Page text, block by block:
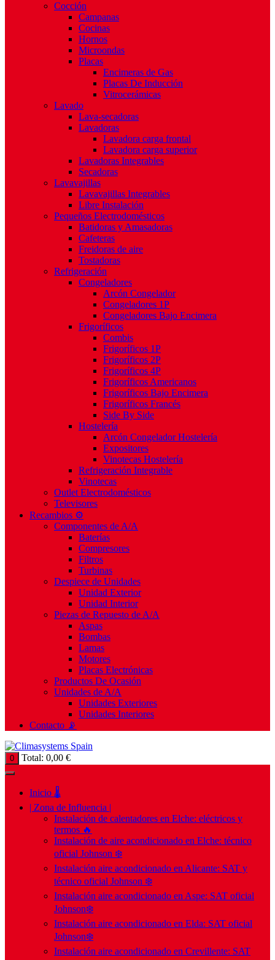
Cocción
Campanas
Cocinas
Hornos
Microondas
Placas
Encimeras de Gas
Placas De Inducción
Vitrocerámicas
Lavado
Lava-secadoras
Lavadoras
Lavadora carga frontal
Lavadora carga superior
Lavadoras Integrables
Secadoras
Lavavajillas
Lavavajillas Integrables
Libre Instalación
Pequeños Electrodomésticos
Batidoras y Amasadoras
Cafeteras
Freidoras de aire
Tostadoras
Refrigeración
Congeladores
Arcón Congelador
Congeladores 1P
Congeladores Bajo Encimera
Frigoríficos
Combis
Frigoríficos 1P
Frigoríficos 2P
Frigoríficos 4P
Frigoríficos Americanos
Frigoríficos Bajo Encimera
Frigoríficos Francés
Side By Side
Hostelería
Arcón Congelador Hostelería
Expositores
Vinotecas Hostelería
Refrigeración Integrable
Vinotecas
Outlet Electrodomésticos
Televisores
Recambios ⚙️
Componentes de A/A
Baterías
Compresores
Filtros
Turbinas
Despiece de Unidades
Unidad Exterior
Unidad Interior
Piezas de Repuesto de A/A
Aspas
Bombas
Lamas
Motores
Placas Electrónicas
Productos De Ocasión
Unidades de A/A
Unidades Exteriores
Unidades Interiores
Contacto 📡
0 Total: 0,00 €
Inicio 🌡️
| Zona de Influencia |
Instalación de calentadores en Elche: eléctricos y
termos 🔥
Instalación de aire acondicionado en Elche: técnico
oficial Johnson ❄️
Instalación aire acondicionado en Alicante: SAT y
técnico oficial Johnson ❄️
Instalación aire acondicionado en Aspe: SAT oficial
Johnson❄️
Instalación aire acondicionado en Elda: SAT oficial
Johnson❄️
Instalación aire acondicionado en Crevillente: SAT